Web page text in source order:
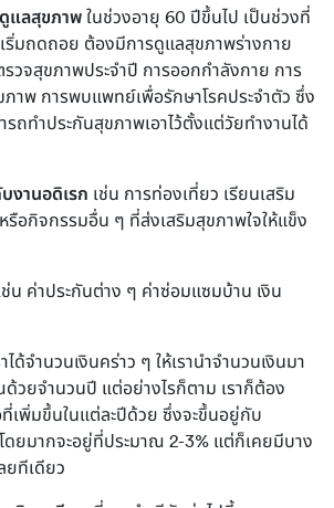
ดูแลสุขภาพ ในช่วงอายุ 60 ปีขึ้นไป เป็นช่วงที่
เริ่มถดถอย ต้องมีการดูแลสุขภาพร่างกาย
วจสุขภาพประจำปี การออกกำลังกาย การ
ภาพ การพบแพทย์เพื่อรักษาโรคประจำตัว ซึ่ง
รถทำประกันสุขภาพเอาไว้ตั้งแต่วัยทำงานได้
งานอดิเรก เช่น การท่องเที่ยว เรียนเสริม
รือกิจกรรมอื่น ๆ ที่ส่งเสริมสุขภาพใจให้แข็ง
ช่น ค่าประกันต่าง ๆ ค่าซ่อมแซมบ้าน เงิน
ได้จำนวนเงินคร่าว ๆ ให้เรานำจำนวนเงินมา
วยจำนวนปี แต่อย่างไรก็ตาม เราก็ต้อง
เพิ่มขึ้นในแต่ละปีด้วย ซึ่งจะขึ้นอยู่กับ
ดยมากจะอยู่ที่ประมาณ 2-3% แต่ก็เคยมีบาง
ยทีเดียว